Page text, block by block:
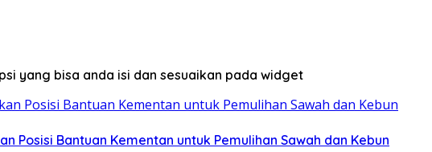
yang bisa anda isi dan sesuaikan pada widget
Posisi Bantuan Kementan untuk Pemulihan Sawah dan Kebun